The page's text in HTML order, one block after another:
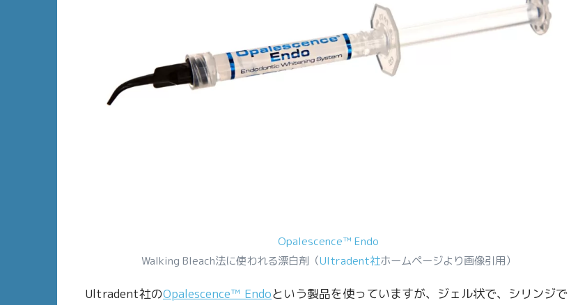
Opalescence™ Endo
Walking Bleach法に使われる漂白剤（Ultradent社ホームページより画像引用）
Ultradent社のOpalescence™ Endoという製品を使っていますが、ジェル状で、シリンジで